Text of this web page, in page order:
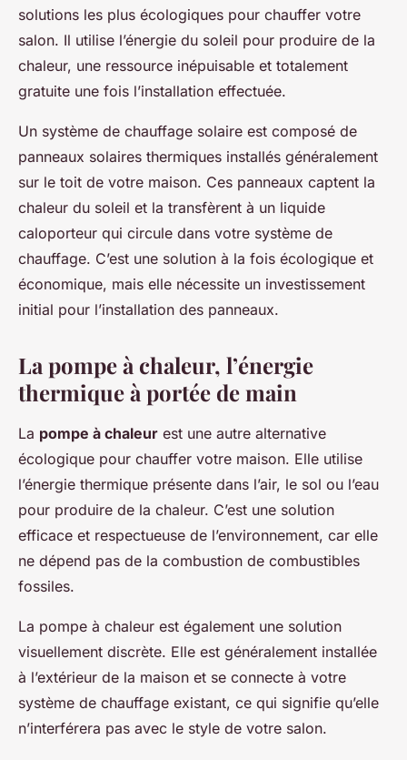
solutions les plus écologiques pour chauffer votre
salon. Il utilise l’énergie du soleil pour produire de la
chaleur, une ressource inépuisable et totalement
gratuite une fois l’installation effectuée.
Un système de chauffage solaire est composé de
panneaux solaires thermiques installés généralement
sur le toit de votre maison. Ces panneaux captent la
chaleur du soleil et la transfèrent à un liquide
caloporteur qui circule dans votre système de
chauffage. C’est une solution à la fois écologique et
économique, mais elle nécessite un investissement
initial pour l’installation des panneaux.
La pompe à chaleur, l’énergie
thermique à portée de main
La pompe à chaleur est une autre alternative
écologique pour chauffer votre maison. Elle utilise
l’énergie thermique présente dans l’air, le sol ou l’eau
pour produire de la chaleur. C’est une solution
efficace et respectueuse de l’environnement, car elle
ne dépend pas de la combustion de combustibles
fossiles.
La pompe à chaleur est également une solution
visuellement discrète. Elle est généralement installée
à l’extérieur de la maison et se connecte à votre
système de chauffage existant, ce qui signifie qu’elle
n’interférera pas avec le style de votre salon.